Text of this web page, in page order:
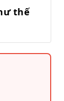
thế